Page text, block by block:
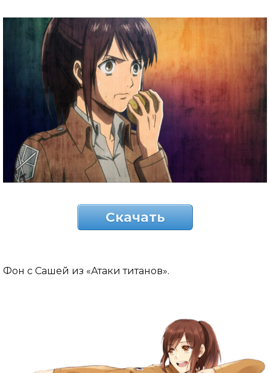
Скачать
Фон с Сашей из «Атаки титанов».